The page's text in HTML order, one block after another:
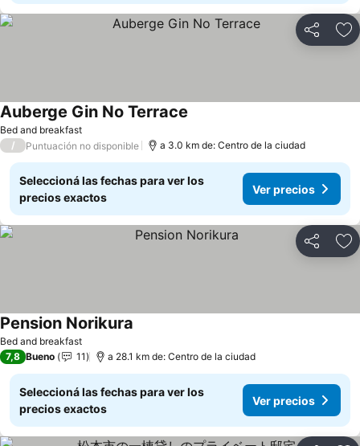
Compartir
Bed and breakfast
Auberge Gin No Terrace
/ Puntuación no disponible a 3.0 km de: Centro de la ciudad
Seleccioná las fechas para ver los
precios exactos
Ver precios
Compartir
Bed and breakfast
Pension Norikura
7,8 Bueno 11 a 28.1 km de: Centro de la ciudad
Seleccioná las fechas para ver los
precios exactos
Ver precios